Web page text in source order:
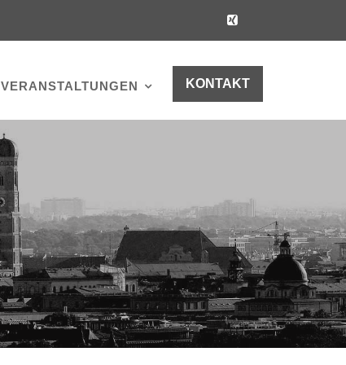
KONTAKT
VERANSTALTUNGEN